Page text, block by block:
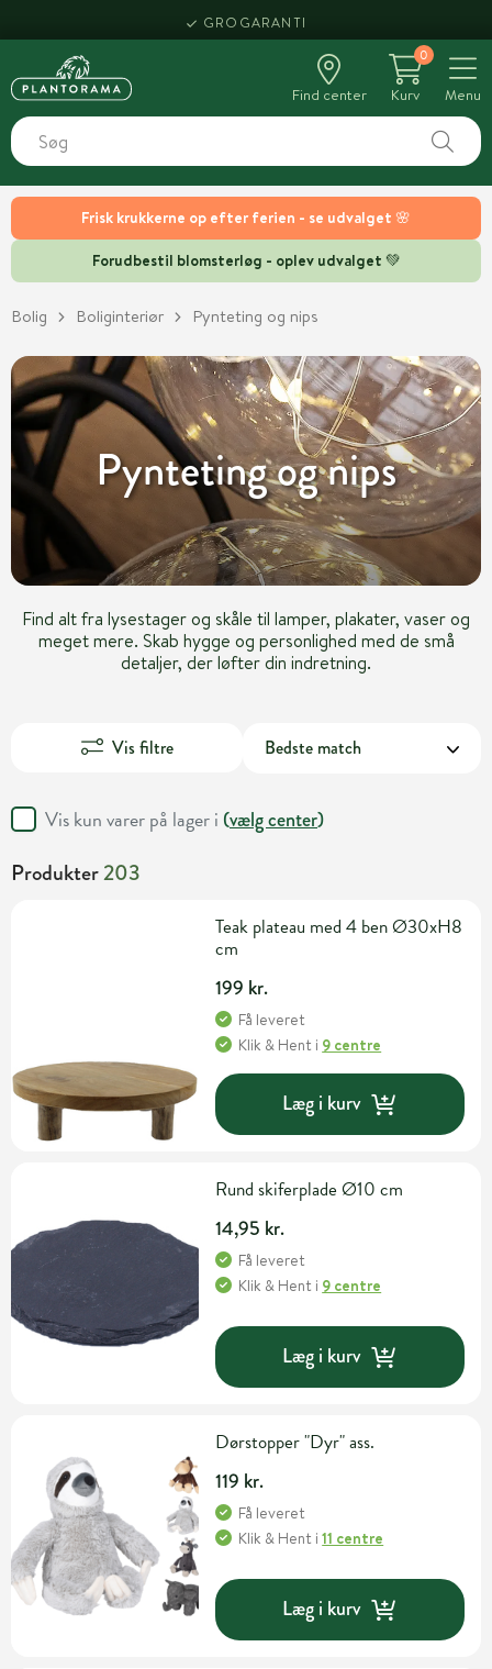
Frisk krukkerne op efter ferien - se udvalget 🌸
Forudbestil blomsterløg - oplev udvalget 💚
HENT SAMME DAG
Find center
0
Kurv
Menu
Bolig Boliginteriør Pynteting og nips
Pynteting og nips
Find alt fra lysestager og skåle til lamper, plakater, vaser og
meget mere. Skab hygge og personlighed med de små
detaljer, der løfter din indretning.
Vis filtre
Vis kun varer på lager i (vælg center)
Produkter203
Teak plateau med 4 ben Ø30xH8
cm
199 kr.
Få leveret
Klik & Hent i 9 centre
Læg i kurv
Rund skiferplade Ø10 cm
14,95 kr.
Få leveret
Klik & Hent i 9 centre
Læg i kurv
Dørstopper "Dyr" ass.
119 kr.
Få leveret
Klik & Hent i11 centre
Læg i kurv